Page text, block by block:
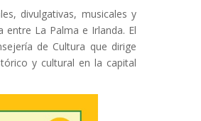
divulgativas, musicales y
La Palma e Irlanda. El
de Cultura que dirige
y cultural en la capital